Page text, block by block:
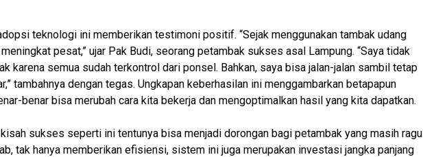
teknologi ini memberikan testimoni positif. “Sejak menggunakan tambak udang
pesat,” ujar Pak Budi, seorang petambak sukses asal Lampung. “Saya tidak
karena semua sudah terkontrol dari ponsel. Bahkan, saya bisa jalan-jalan sambil tetap
tambahnya dengan tegas. Ungkapan keberhasilan ini menggambarkan betapapun
benar bisa merubah cara kita bekerja dan mengoptimalkan hasil yang kita dapatkan.
sukses seperti ini tentunya bisa menjadi dorongan bagi petambak yang masih ragu
tak hanya memberikan efisiensi, sistem ini juga merupakan investasi jangka panjang